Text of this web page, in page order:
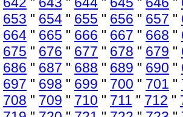
653 " 654 " 655 " 656 " 657 "
664 " 665 " 666 " 667 " 668 "
675 " 676 " 677 " 678 " 679 "
686 " 687 " 688 " 689 " 690 "
697 " 698 " 699 " 700 " 701 "
708 " 709 " 710 " 711 " 712 "